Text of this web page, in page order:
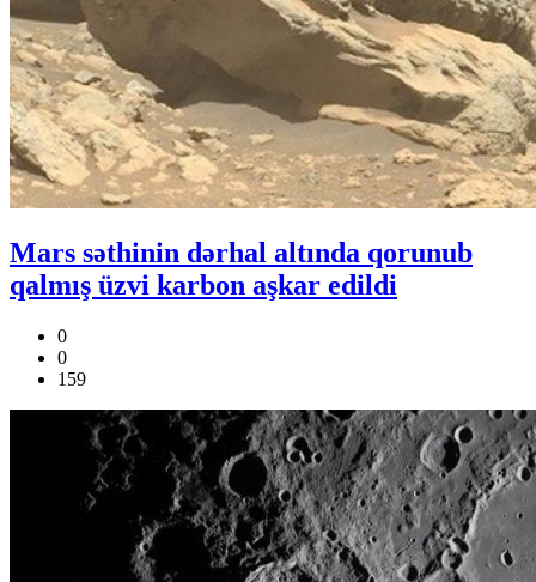
Mars səthinin dərhal altında qorunub
qalmış üzvi karbon aşkar edildi
0
0
159